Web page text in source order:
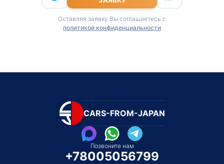
Оставляя заявку Вы соглашаетесь с
политикой конфиденциальности
CARS-FROM-JAPAN
Позвоните нам
+78005056799